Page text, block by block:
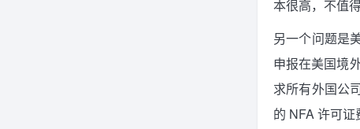
本很高，不值得
另一个问题是
申报在美国境
求所有外国公
的 NFA 许可证